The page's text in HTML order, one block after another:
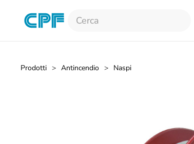
Skip to main content
Prodotti Antincendio Naspi